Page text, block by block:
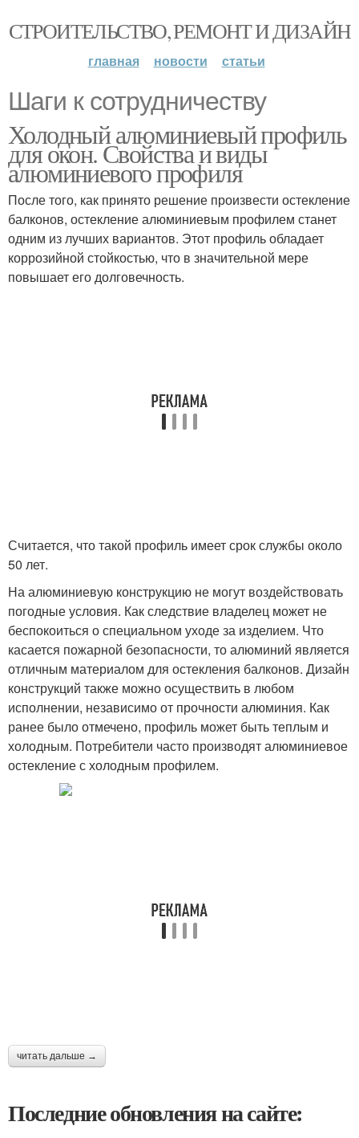
СТРОИТЕЛЬСТВО, РЕМОНТ И ДИЗАЙН
главная новости статьи
Шаги к сотрудничеству
Холодный алюминиевый профиль
для окон. Свойства и виды
алюминиевого профиля
После того, как принято решение произвести остекление
балконов, остекление алюминиевым профилем станет
одним из лучших вариантов. Этот профиль обладает
коррозийной стойкостью, что в значительной мере
повышает его долговечность.
Считается, что такой профиль имеет срок службы около
50 лет.
На алюминиевую конструкцию не могут воздействовать
погодные условия. Как следствие владелец может не
беспокоиться о специальном уходе за изделием. Что
касается пожарной безопасности, то алюминий является
отличным материалом для остекления балконов. Дизайн
конструкций также можно осуществить в любом
исполнении, независимо от прочности алюминия. Как
ранее было отмечено, профиль может быть теплым и
холодным. Потребители часто производят алюминиевое
остекление с холодным профилем.
читать дальше →
Последние обновления на сайте: